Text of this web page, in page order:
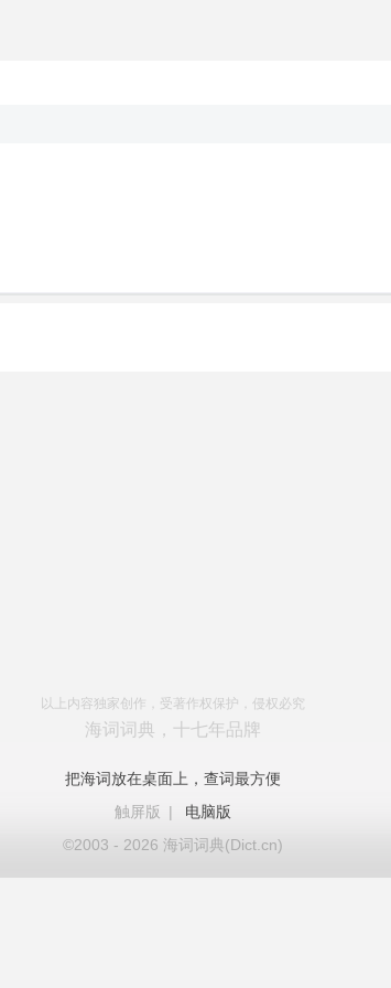
以上内容独家创作，受著作权保护，侵权必究
海词词典，十七年品牌
把海词放在桌面上，查词最方便
触屏版
|
电脑版
©2003 - 2026 海词词典(Dict.cn)